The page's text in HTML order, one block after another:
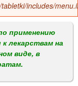
includes/
применению
лекарствам на
виде, в